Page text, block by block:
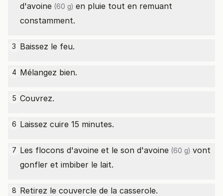
d'avoine (60 g) en pluie tout en remuant
constamment.
3 Baissez le feu.
4 Mélangez bien.
5 Couvrez.
6 Laissez cuire 15 minutes.
7 Les flocons d'avoine et le son d'avoine (60 g) vont
gonfler et imbiber le lait.
8 Retirez le couvercle de la casserole.